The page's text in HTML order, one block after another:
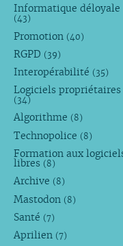
Informatique déloyale
(43)
Promotion (40)
RGPD (39)
Interopérabilité (35)
Logiciels propriétaires
(34)
Algorithme (8)
Technopolice (8)
Formation aux
libres (8)
Archive (8)
Mastodon (8)
Santé (7)
Aprilien (7)